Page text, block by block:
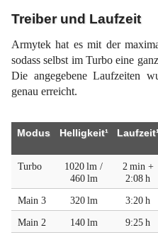
Treiber und Laufzeit
Armytek hat es mit der
sodass selbst im Turbo eine
Die angegebene Laufzeiten
genau erreicht.
Modus Helligkeit¹
Turbo
1020 lm /
460 lm
2 min +
2:08 h
Main 3
320 lm 3:20 h
Main 2
140 lm 9:25 h